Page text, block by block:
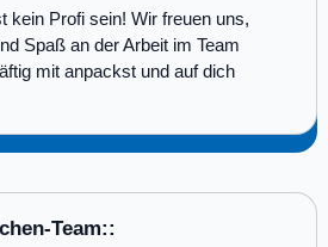
kein Profi sein! Wir freuen uns,
Spaß an der Arbeit im Team
mit anpackst und auf dich
Team::